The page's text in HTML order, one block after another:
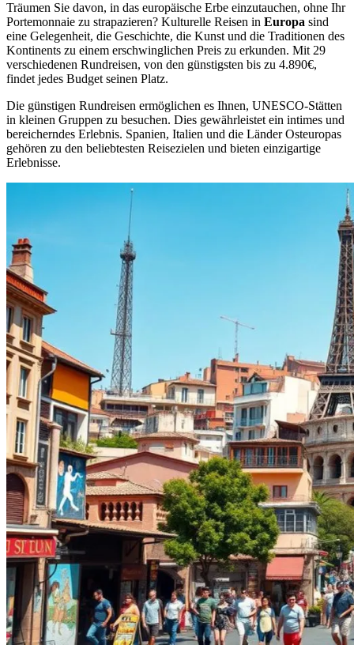
Träumen Sie davon, in das europäische Erbe einzutauchen, ohne Ihr
Portemonnaie zu strapazieren? Kulturelle Reisen in Europa sind
eine Gelegenheit, die Geschichte, die Kunst und die Traditionen des
Kontinents zu einem erschwinglichen Preis zu erkunden. Mit 29
verschiedenen Rundreisen, von den günstigsten bis zu 4.890€,
findet jedes Budget seinen Platz.
Die günstigen Rundreisen ermöglichen es Ihnen, UNESCO-Stätten
in kleinen Gruppen zu besuchen. Dies gewährleistet ein intimes und
bereicherndes Erlebnis. Spanien, Italien und die Länder Osteuropas
gehören zu den beliebtesten Reisezielen und bieten einzigartige
Erlebnisse.